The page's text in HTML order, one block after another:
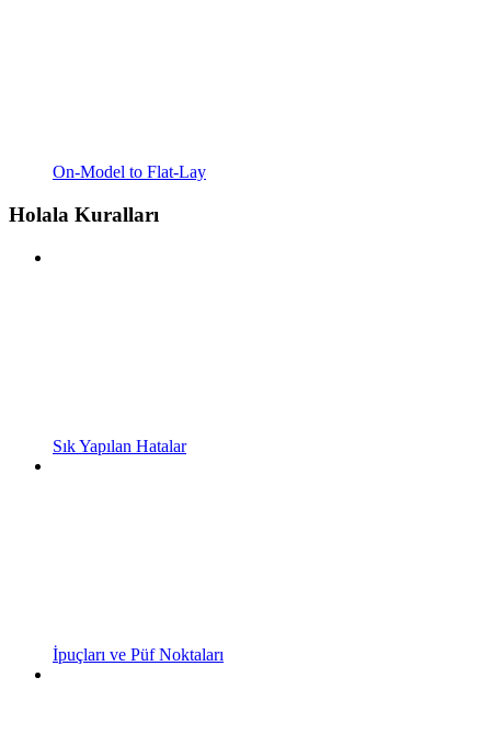
On-Model to Flat-Lay
Holala Kuralları
Sık Yapılan Hatalar
İpuçları ve Püf Noktaları